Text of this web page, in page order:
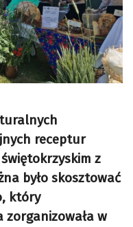
receptur
z
było skosztować
który
zorganizowała w